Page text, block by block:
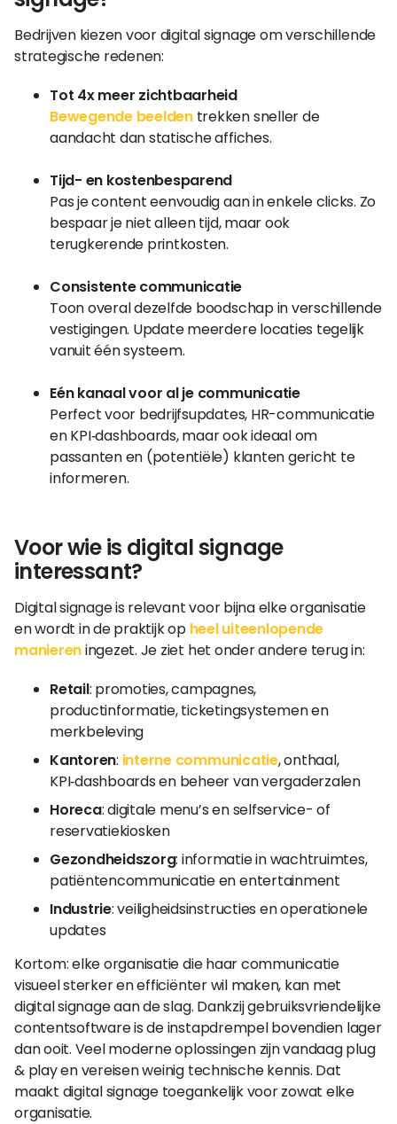
Bedrijven kiezen voor digital signage om verschillende
strategische redenen:
Tot 4x meer zichtbaarheid
Bewegende beeldentrekken sneller de
aandacht dan statische affiches.
Tijd- en kostenbesparend
Pas je content eenvoudig aan in enkele clicks. Zo
bespaar je niet alleen tijd, maar ook
terugkerende printkosten.
Consistente communicatie
Toon overal dezelfde boodschap in verschillende
vestigingen. Update meerdere locaties tegelijk
vanuit één systeem.
Eén kanaal voor al je communicatie
Perfect voor bedrijfsupdates, HR-communicatie
en KPI‑dashboards, maar ook ideaal om
passanten en (potentiële) klanten gericht te
informeren.
Voor wie is digital signage
interessant?
Digital signage is relevant voor bijna elke organisatie
en wordt in de praktijk op heel uiteenlopende
maniereningezet. Je ziet het onder andere terug in:
Retail: promoties, campagnes,
productinformatie, ticketingsystemen en
merkbeleving
Kantoren: interne communicatie, onthaal,
KPI‑dashboards en beheer van vergaderzalen
Horeca: digitale menu’s en selfservice- of
reservatiekiosken
Gezondheidszorg: informatie in wachtruimtes,
patiëntencommunicatie en entertainment
Industrie: veiligheidsinstructies en operationele
updates
Kortom: elke organisatie die haar communicatie
visueel sterker en efficiënter wil maken, kan met
digital signage aan de slag. Dankzij gebruiksvriendelijke
contentsoftware is de instapdrempel bovendien lager
dan ooit. Veel moderne oplossingen zijn vandaag plug
& play en vereisen weinig technische kennis. Dat
maakt digital signage toegankelijk voor zowat elke
organisatie.